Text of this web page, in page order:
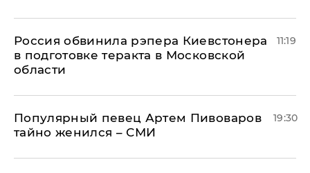
Россия обвинила рэпера Киевстонера
в подготовке теракта в Московской
области
11:19
Популярный певец Артем Пивоваров
тайно женился – СМИ
19:30